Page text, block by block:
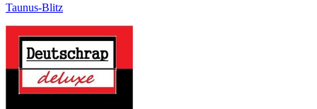
Taunus-Blitz